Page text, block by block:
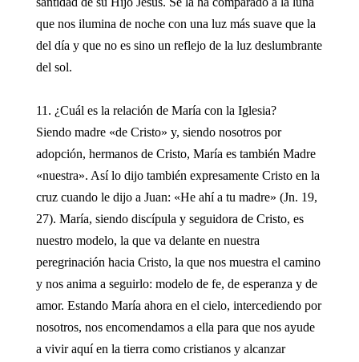
que nos ilumina de noche con una luz más suave que la
del día y que no es sino un reflejo de la luz deslumbrante
del sol.
11. ¿Cuál es la relación de María con la Iglesia?
Siendo madre «de Cristo» y, siendo nosotros por
adopción, hermanos de Cristo, María es también Madre
«nuestra». Así lo dijo también expresamente Cristo en la
cruz cuando le dijo a Juan: «He ahí a tu madre» (Jn. 19,
27). María, siendo discípula y seguidora de Cristo, es
nuestro modelo, la que va delante en nuestra
peregrinación hacia Cristo, la que nos muestra el camino
y nos anima a seguirlo: modelo de fe, de esperanza y de
amor. Estando María ahora en el cielo, intercediendo por
nosotros, nos encomendamos a ella para que nos ayude
a vivir aquí en la tierra como cristianos y alcanzar